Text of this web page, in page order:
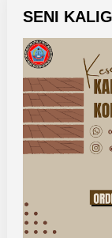
SENI